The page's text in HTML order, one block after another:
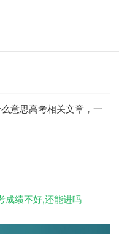
意思高考相关文章，一
成绩不好,还能进吗